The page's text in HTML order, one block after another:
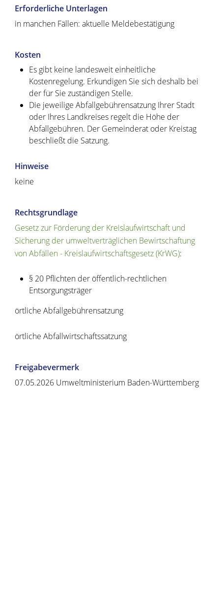
Erforderliche Unterlagen
in manchen Fällen: aktuelle Meldebestätigung
Kosten
Es gibt keine landesweit einheitliche
Kostenregelung. Erkundigen Sie sich deshalb bei
der für Sie zuständigen Stelle.
Die jeweilige Abfallgebührensatzung Ihrer Stadt
oder Ihres Landkreises regelt die Höhe der
Abfallgebühren. Der Gemeinderat oder Kreistag
beschließt die Satzung.
Hinweise
keine
Rechtsgrundlage
Gesetz zur Förderung der Kreislaufwirtschaft und
Sicherung der umweltverträglichen Bewirtschaftung
von Abfällen - Kreislaufwirtschaftsgesetz (KrWG):
§ 20 Pflichten der öffentlich-rechtlichen
Entsorgungsträger
örtliche Abfallgebührensatzung
örtliche Abfallwirtschaftssatzung
Freigabevermerk
07.05.2026 Umweltministerium Baden-Württemberg